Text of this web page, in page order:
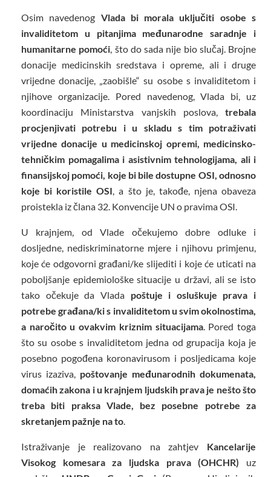
Osim navedenog Vlada bi morala uključiti osobe s
invaliditetom u pitanjima međunarodne saradnje i
humanitarne pomoći, što do sada nije bio slučaj. Brojne
donacije medicinskih sredstava i opreme, ali i druge
vrijedne donacije, „zaobišle“ su osobe s invaliditetom i
njihove organizacije. Pored navedenog, Vlada bi, uz
koordinaciju Ministarstva vanjskih poslova, trebala
procjenjivati potrebu i u skladu s tim potraživati
vrijedne donacije u medicinskoj opremi, medicinsko-
tehničkim pomagalima i asistivnim tehnologijama, ali i
finansijskoj pomoći, koje bi bile dostupne OSI, odnosno
koje bi koristile OSI, a što je, takođe, njena obaveza
proistekla iz člana 32. Konvencije UN o pravima OSI.
U krajnjem, od Vlade očekujemo dobre odluke i
dosljedne, nediskriminatorne mjere i njihovu primjenu,
koje će odgovorni građani/ke slijediti i koje će uticati na
poboljšanje epidemiološke situacije u državi, ali se isto
tako očekuje da Vlada poštuje i osluškuje prava i
potrebe građana/ki s invaliditetom u svim okolnostima,
a naročito u ovakvim kriznim situacijama. Pored toga
što su osobe s invaliditetom jedna od grupacija koja je
posebno pogođena koronavirusom i posljedicama koje
virus izaziva, poštovanje međunarodnih dokumenata,
domaćih zakona i u krajnjem ljudskih prava je nešto što
treba biti praksa Vlade, bez posebne potrebe za
skretanjem pažnje na to.
Istraživanje je realizovano na zahtjev Kancelarije
Visokog komesara za ljudska prava (OHCHR) uz